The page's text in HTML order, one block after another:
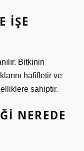
IŞE
Bitkinin
hafifletir ve
sahiptir.
NEREDE